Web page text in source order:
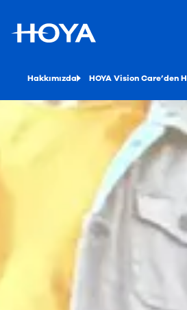
Hakkımızda HOYA Vision Care’den